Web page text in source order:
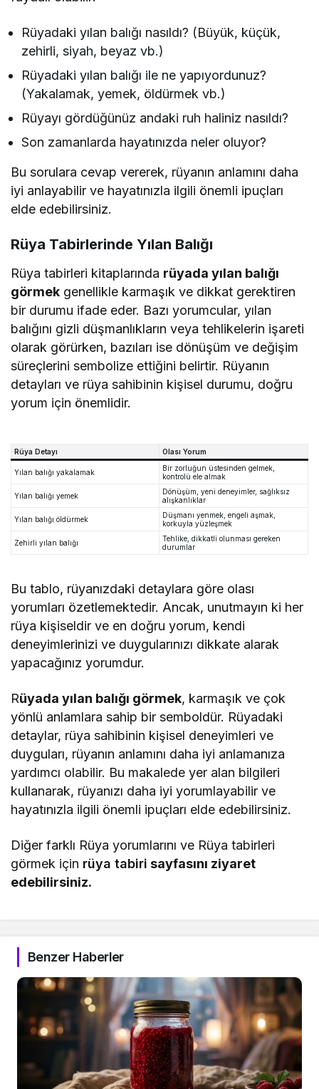
Rüyadaki yılan balığı nasıldı? (Büyük, küçük,
zehirli, siyah, beyaz vb.)
Rüyadaki yılan balığı ile ne yapıyordunuz?
(Yakalamak, yemek, öldürmek vb.)
Rüyayı gördüğünüz andaki ruh haliniz nasıldı?
Son zamanlarda hayatınızda neler oluyor?
Bu sorulara cevap vererek, rüyanın anlamını daha
iyi anlayabilir ve hayatınızla ilgili önemli ipuçları
elde edebilirsiniz.
Rüya Tabirlerinde Yılan Balığı
Rüya tabirleri kitaplarında rüyada yılan balığı
görmek genellikle karmaşık ve dikkat gerektiren
bir durumu ifade eder. Bazı yorumcular, yılan
balığını gizli düşmanlıkların veya tehlikelerin işareti
olarak görürken, bazıları ise dönüşüm ve değişim
süreçlerini sembolize ettiğini belirtir. Rüyanın
detayları ve rüya sahibinin kişisel durumu, doğru
yorum için önemlidir.
Rüya Detayı Olası Yorum
Yılan balığı yakalamak
Bir zorluğun üstesinden gelmek,
kontrolü ele almak
Yılan balığı yemek
Dönüşüm, yeni deneyimler, sağlıksız
alışkanlıklar
Yılan balığı öldürmek
Düşmanı yenmek, engeli aşmak,
korkuyla yüzleşmek
Zehirli yılan balığı
Tehlike, dikkatli olunması gereken
durumlar
Bu tablo, rüyanızdaki detaylara göre olası
yorumları özetlemektedir. Ancak, unutmayın ki her
rüya kişiseldir ve en doğru yorum, kendi
deneyimlerinizi ve duygularınızı dikkate alarak
yapacağınız yorumdur.
Rüyada yılan balığı görmek, karmaşık ve çok
yönlü anlamlara sahip bir semboldür. Rüyadaki
detaylar, rüya sahibinin kişisel deneyimleri ve
duyguları, rüyanın anlamını daha iyi anlamanıza
yardımcı olabilir. Bu makalede yer alan bilgileri
kullanarak, rüyanızı daha iyi yorumlayabilir ve
hayatınızla ilgili önemli ipuçları elde edebilirsiniz.
Diğer farklı Rüya yorumlarını ve Rüya tabirleri
görmek için rüya tabiri sayfasını ziyaret
edebilirsiniz.
Benzer Haberler